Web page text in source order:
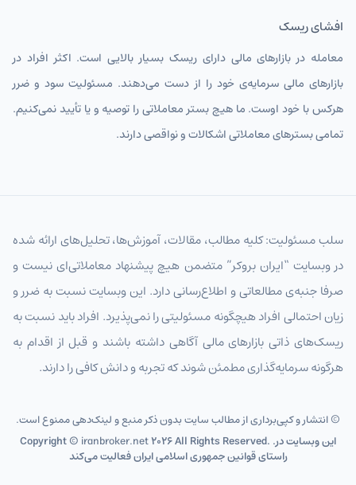
افشای ریسک
معامله در بازارهای مالی دارای ریسک بسیار بالایی است. اکثر افراد در
بازارهای مالی سرمایه‌ی خود را از دست می‌دهند. مسئولیت سود و ضرر
هرکس با خود اوست. ما هیچ بستر معاملاتی را توصیه و یا تأیید نمی‌کنیم.
تمامی بسترهای معاملاتی اشکالات و نواقصی دارند.
سلب مسئولیت: کلیه مطالب، مقالات، آموزش‌ها، تحلیل‌های ارائه شده
در وبسایت “ایران بروکر” متضمن هیچ پیشنهاد معاملاتی‌ای نیست و
صرفا جنبه‌ی مطالعاتی و اطلاع‌رسانی دارد. این وبسایت نسبت به ضرر و
زیان احتمالی افراد هیچگونه مسئولیتی را نمی‌پذیرد. افراد باید نسبت به
ریسک‌های ذاتی بازارهای مالی آگاهی داشته باشند و قبل از اقدام به
هرگونه سرمایه‌گذاری مطمئن شوند که تجربه و دانش کافی را دارند.
© انتشار و کپی‌برداری از مطالب سایت بدون ذکر منبع و لینک‌دهی ممنوع است.
Copyright © iranbroker.net2026 All Rights Reserved. .این وبسایت در
راستای قوانین جمهوری اسلامی ایران فعالیت می‌کند